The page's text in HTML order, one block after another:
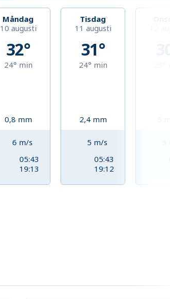
Måndag
10 augusti
32°
24° min
0,8 mm
6 m/s
05:43
19:13
Tisdag
11 augusti
31°
24° min
2,4 mm
5 m/s
05:43
19:12